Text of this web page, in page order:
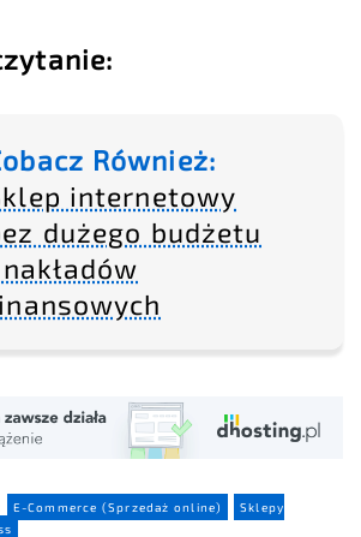
Również:
internetowy
dużego budżetu
E-Commerce (Sprzedaż online)
Sklepy